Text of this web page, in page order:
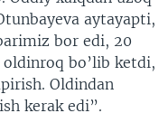
aytayapti,
bor edi, 20
oldinroq bo’lib ketdi,
Oldindan
kerak edi”.